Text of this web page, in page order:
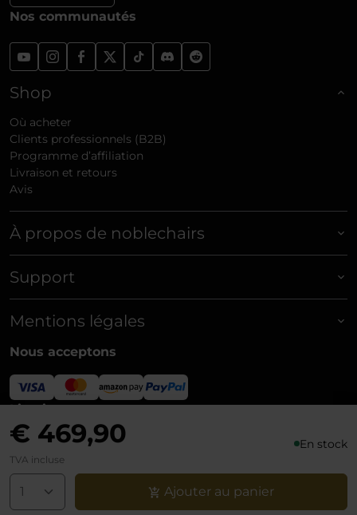
€ 469,90 En stock
TVA incluse
Ajouter au panier
Nos communautés
Shop
Où acheter
Clients professionnels (B2B)
Programme d’affiliation
Livraison et retours
Avis
À propos de noblechairs
Support
Mentions légales
Nous acceptons
Livraison
© noblechairs 2026